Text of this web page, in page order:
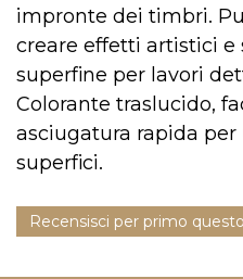
impronte dei timbri.
creare effetti artistici
superfine per lavori
Colorante traslucido,
asciugatura rapida
superfici.
Recensisci per primo